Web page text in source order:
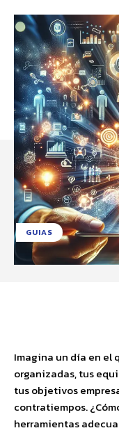
GUIAS
Imagina un día en el
organizadas, tus
tus objetivos
contratiempos.
herramientas